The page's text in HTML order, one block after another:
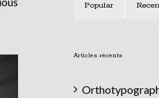
Popular
Articles récents